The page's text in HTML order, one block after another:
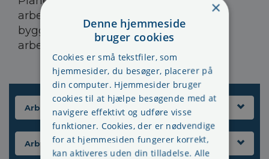
arbejdsgivere og ansatte på
byggepladsen, indtil det særligt farlige
arbejde er afsluttet.
Arbejdsgiverens ansvar
Arbejdsmiljøgruppen
×
Denne hjemmeside
bruger cookies
Cookies er små tekstfiler, som
hjemmesider, du besøger, placerer på
din computer. Hjemmesider bruger
cookies til at hjælpe besøgende med at
navigere effektivt og udføre visse
funktioner. Cookies, der er nødvendige
for at hjemmesiden fungerer korrekt,
kan aktiveres uden din tilladelse. Alle